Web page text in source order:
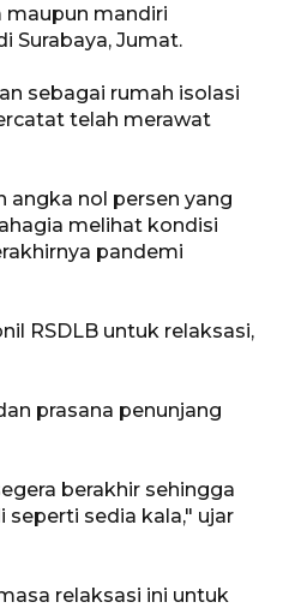
maupun mandiri
Surabaya, Jumat.
sebagai rumah isolasi
telah merawat
angka nol persen yang
melihat kondisi
pandemi
RSDLB untuk relaksasi,
prasana penunjang
berakhir sehingga
sedia kala," ujar
relaksasi ini untuk